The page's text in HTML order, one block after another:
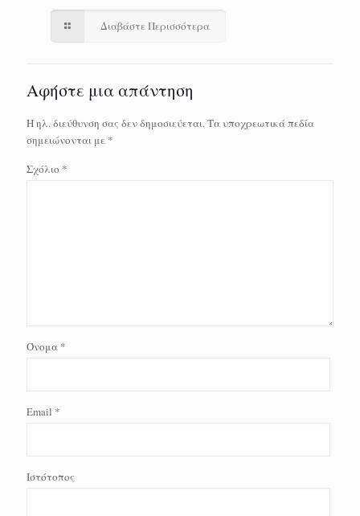
Διαβάστε Περισσότερα
Αφήστε μια απάντηση
Η ηλ. διεύθυνση σας δεν δημοσιεύεται.Τα υποχρεωτικά πεδία
σημειώνονται με *
Σχόλιο *
Όνομα *
Email *
Ιστότοπος